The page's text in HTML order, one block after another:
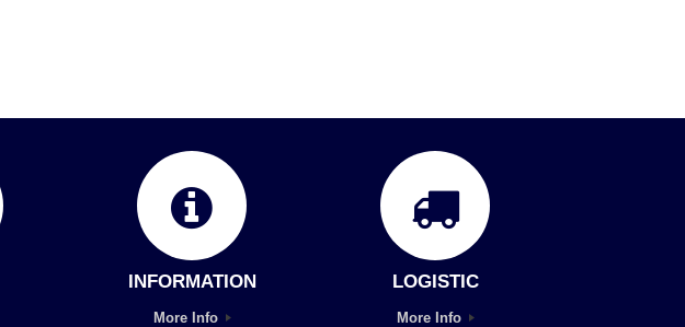
INFORMATION
More Info
LOGISTIC
More Info